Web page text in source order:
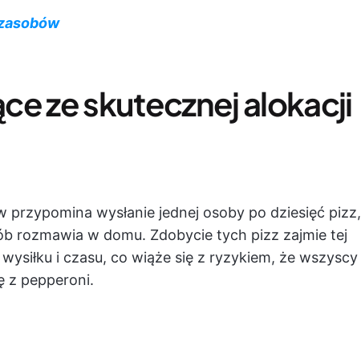
ze skutecznej alokacji
przypomina wysłanie jednej osoby po dziesięć pizz,
rozmawia w domu. Zdobycie tych pizz zajmie tej
i czasu, co wiąże się z ryzykiem, że wszyscy
z pepperoni.